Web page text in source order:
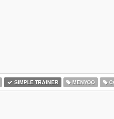
SIMPLE TRAINER MENYOO